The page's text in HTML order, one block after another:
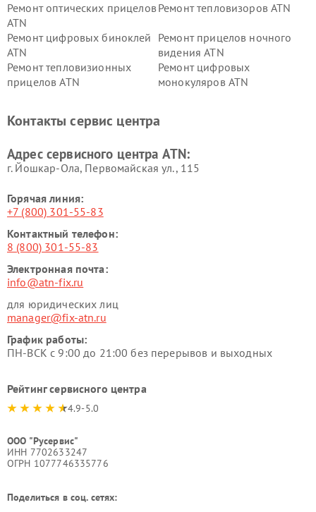
Ремонт оптических прицелов
ATN
Ремонт тепловизоров ATN
Ремонт цифровых биноклей
ATN
Ремонт прицелов ночного
видения ATN
Ремонт тепловизионных
прицелов ATN
Ремонт цифровых
монокуляров ATN
Контакты сервис центра
Адрес сервисного центра ATN:
г. Йошкар-Ола, Первомайская ул., 115
Горячая линия:
+7 (800) 301-55-83
Контактный телефон:
8 (800) 301-55-83
Электронная почта:
info@atn-fix.ru
для юридических лиц
manager@fix-atn.ru
График работы:
ПН-ВСК с 9:00 до 21:00 без перерывов и выходных
Рейтинг сервисного центра
4.9-5.0
ООО "Русервис"
ИНН 7702633247
ОГРН 1077746335776
Поделиться в соц. сетях: